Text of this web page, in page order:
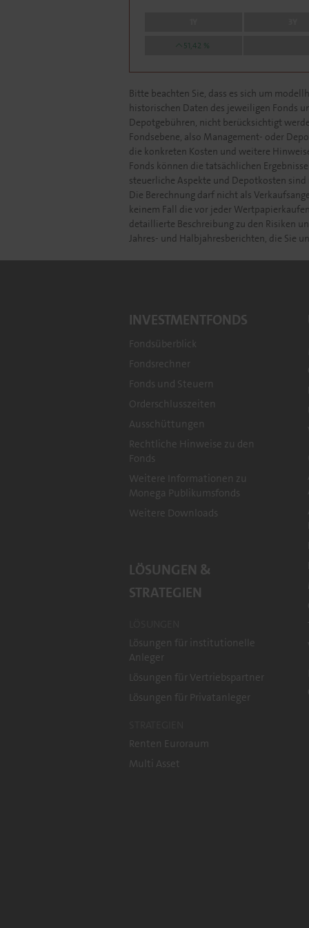
51,42 %
Bitte beachten Sie, dass es sich um
historischen Daten des jeweiligen Fonds
Depotgebühren, nicht berücksichtigt
Fondsebene, also Management- oder
die konkreten Kosten und weitere
Fonds können die tatsächlichen
steuerliche Aspekte und Depotkosten
Die Berechnung darf nicht als
keinem Fall die vor jeder
detaillierte Beschreibung zu den Risiken
Jahres- und Halbjahresberichten, die Sie
Footer
menu
INVESTMENTFONDS
Fondsüberblick
Fondsrechner
Fonds und Steuern
Orderschlusszeiten
Ausschüttungen
Rechtliche Hinweise zu den
Fonds
Weitere Informationen zu
Monega Publikumsfonds
Weitere Downloads
LÖSUNGEN &
STRATEGIEN
Lösungen für institutionelle
Anleger
Lösungen für Vertriebspartner
Lösungen für Privatanleger
Renten Euroraum
Multi Asset